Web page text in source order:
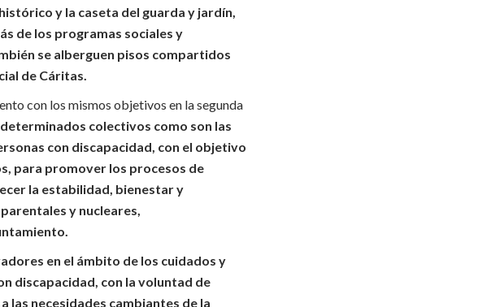
y la caseta del guarda y jardín,
de los programas sociales y
se alberguen pisos compartidos
de Cáritas.
con los mismos objetivos en la segunda
colectivos como son las
con discapacidad, con el objetivo
para promover los procesos de
la estabilidad, bienestar y
y nucleares,
en el ámbito de los cuidados y
discapacidad, con la voluntad de
las necesidades cambiantes de la